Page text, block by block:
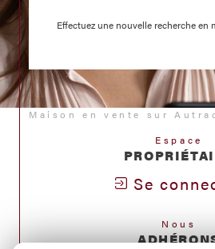
Effectuez une nouvelle recherche en
Maison en vente sur
Espace
Se
Nous